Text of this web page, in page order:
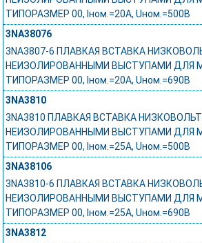
ТИПОРАЗМЕР 00, Iном.=20A, Uном.=500В
3NA38076
3NA3807-6 ПЛАВКАЯ ВСТАВКА
НЕИЗОЛИРОВАННЫМИ ВЫСТУПАМИ ДЛЯ
ТИПОРАЗМЕР 00, Iном.=20A, Uном.=690В
3NA3810
3NA3810 ПЛАВКАЯ ВСТАВКА
НЕИЗОЛИРОВАННЫМИ ВЫСТУПАМИ ДЛЯ
ТИПОРАЗМЕР 00, Iном.=25A, Uном.=500В
3NA38106
3NA3810-6 ПЛАВКАЯ ВСТАВКА
НЕИЗОЛИРОВАННЫМИ ВЫСТУПАМИ ДЛЯ
ТИПОРАЗМЕР 00, Iном.=25A, Uном.=690В
3NA3812